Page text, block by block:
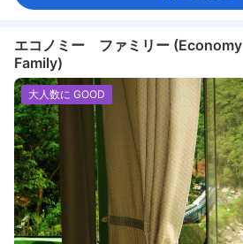
エコノミー ファミリー (Economy
Family)
大人数に GOOD